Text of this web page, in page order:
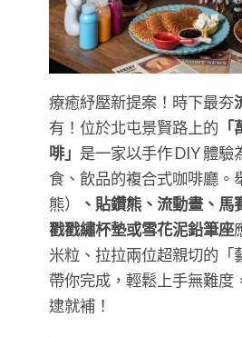
療癒紓壓新提案！時下最夯
有！位於北屯景賢路上的
啡」 是一家以手作 DIY 體驗
食、飲品的複合式咖啡廳。
熊）
、貼鑽熊、流動畫、馬
戳戳繡杯墊或雪花泥鉛筆座
米粒、拉拉兩位超親切的「
帶你完成，輕鬆上手無難度
逮就補！